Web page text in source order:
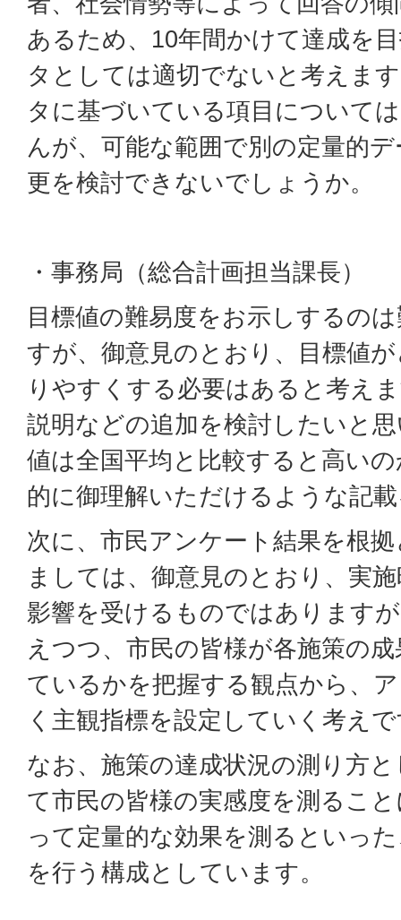
あるため、10年間かけて達成を
タとしては適切でないと考えま
タに基づいている項目について
んが、可能な範囲で別の定量的
更を検討できないでしょうか。
・事務局（総合計画担当課長）
目標値の難易度をお示しするの
すが、御意見のとおり、目標値
りやすくする必要はあると考え
説明などの追加を検討したいと
値は全国平均と比較すると高い
的に御理解いただけるような記
次に、市民アンケート結果を根
ましては、御意見のとおり、実
影響を受けるものではあります
えつつ、市民の皆様が各施策の
ているかを把握する観点から、
く主観指標を設定していく考え
なお、施策の達成状況の測り方
て市民の皆様の実感度を測るこ
って定量的な効果を測るといっ
を行う構成としています。